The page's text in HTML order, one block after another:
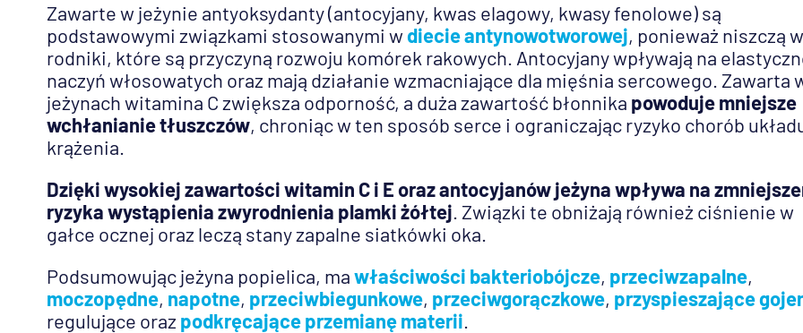
Zawarte w jeżynie antyoksydanty (antocyjany, kwas elagowy, kwasy fenolowe) są
podstawowymi związkami stosowanymi wdiecie antynowotworowej, ponieważ niszczą
rodniki, które są przyczyną rozwoju komórek rakowych. Antocyjany wpływają na
naczyń włosowatych oraz mają działanie wzmacniające dla mięśnia sercowego. Zawarta
jeżynach witamina C zwiększa odporność, a duża zawartość błonnika powoduje mniejsze
wchłanianie tłuszczów, chroniąc w ten sposób serce i ograniczając ryzyko chorób
krążenia.
Dzięki wysokiej zawartości witamin C i E oraz antocyjanów jeżyna wpływa na
ryzyka wystąpienia zwyrodnienia plamki żółtej . Związki te obniżają również ciśnienie w
gałce ocznej oraz leczą stany zapalne siatkówki oka.
Podsumowując jeżyna popielica, mawłaściwości bakteriobójcze, przeciwzapalne,
moczopędne, napotne, przeciwbiegunkowe, przeciwgorączkowe, przyspieszające
regulujące oraz podkręcające przemianę materii